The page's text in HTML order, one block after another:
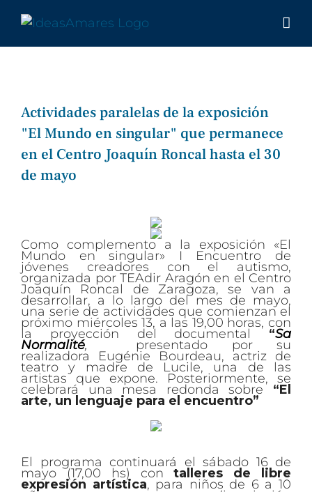
contenido
Actividades paralelas de la exposición
"El Mundo en singular" que permanece
en el Centro Joaquín Roncal hasta el 30
de mayo
más
grande
Como complemento a la exposición «El
Mundo en singular» I Encuentro de
jóvenes creadores con el autismo,
organizada por TEAdir Aragón en el Centro
Joaquín Roncal de Zaragoza, se van a
desarrollar, a lo largo del mes de mayo,
una serie de actividades que comienzan el
próximo miércoles 13, a las 19,00 horas, con
la proyección del documental “Sa
Normalité, presentado por su
realizadora Eugénie Bourdeau, actriz de
teatro y madre de Lucile, una de las
artistas que expone. Posteriormente, se
celebrará una mesa redonda sobre “El
arte, un lenguaje para el encuentro”
El programa continuará el sábado 16 de
mayo (17,00 hs) contalleres de libre
expresión artística, para niños de 6 a 10